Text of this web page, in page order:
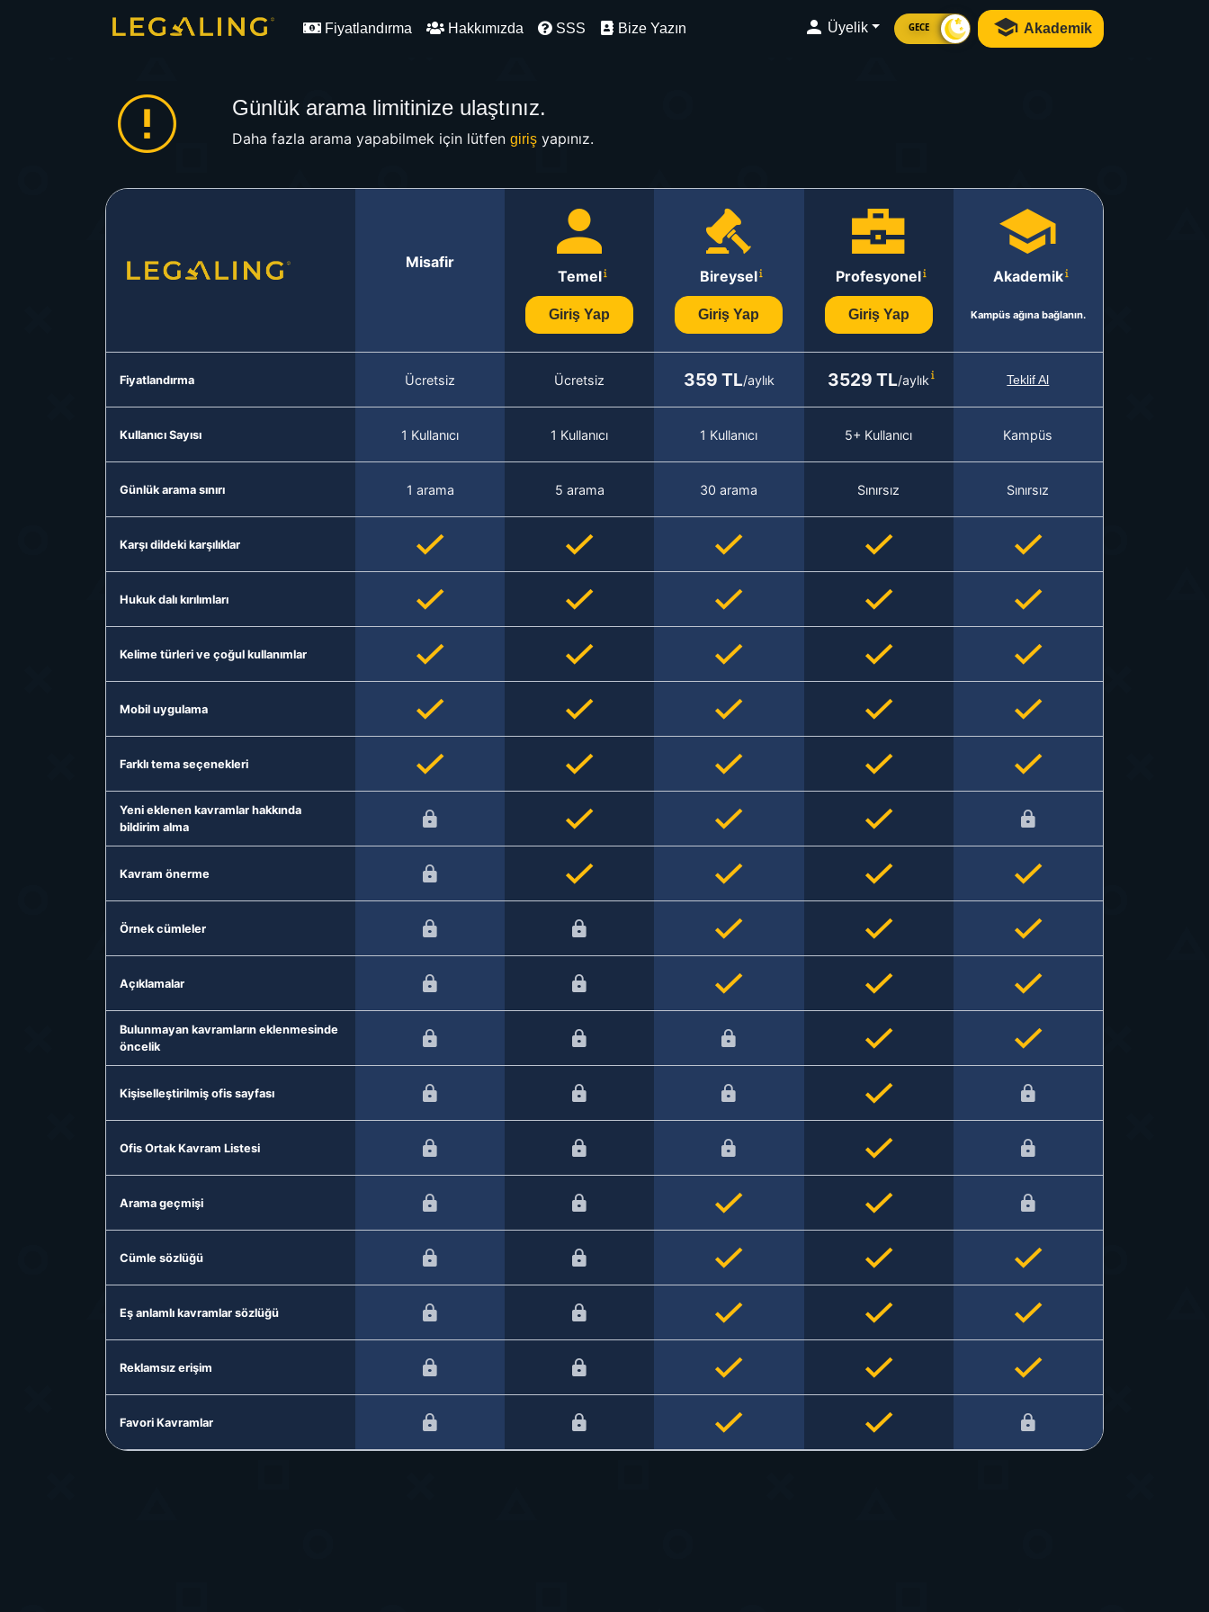
Fiyatlandırma Hakkımızda SSS Bize Yazın Üyelik GECE Akademik
Günlük arama limitinize ulaştınız.
Daha fazla arama yapabilmek için lütfen girişyapınız.
Misafir
Temel
Giriş Yap
Bireysel
Giriş Yap
Profesyonel
Giriş Yap
Akademik
Kampüs ağına bağlanın.
Fiyatlandırma Ücretsiz Ücretsiz 359 TL/aylık 3529 TL/aylık Teklif Al
Kullanıcı Sayısı 1 Kullanıcı 1 Kullanıcı 1 Kullanıcı 5+ Kullanıcı Kampüs
Günlük arama sınırı 1 arama 5 arama 30 arama Sınırsız Sınırsız
Karşı dildeki karşılıklar
Hukuk dalı kırılımları
Kelime türleri ve çoğul kullanımlar
Mobil uygulama
Farklı tema seçenekleri
Yeni eklenen kavramlar hakkında
bildirim alma
Kavram önerme
Örnek cümleler
Açıklamalar
Bulunmayan kavramların eklenmesinde
öncelik
Kişiselleştirilmiş ofis sayfası
Ofis Ortak Kavram Listesi
Arama geçmişi
Cümle sözlüğü
Eş anlamlı kavramlar sözlüğü
Reklamsız erişim
Favori Kavramlar